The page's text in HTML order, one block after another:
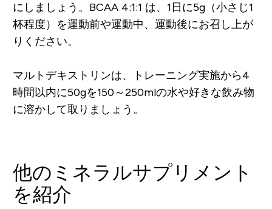
にしましょう。BCAA 4:1:1 は、1日に5g（小さじ1
杯程度）を運動前や運動中、運動後にお召し上が
りください。
マルトデキストリンは、トレーニング実施から4
時間以内に50gを150～250mlの水や好きな飲み物
に溶かして取りましょう。
他のミネラルサプリメント
を紹介